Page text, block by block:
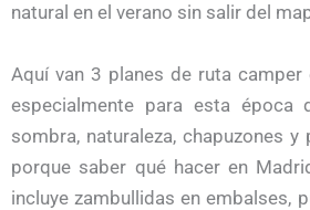
natural en el verano sin salir del
Aquí van 3 planes de ruta camper
especialmente para esta época
sombra, naturaleza, chapuzones y
porque saber qué hacer en
incluye zambullidas en embalses,